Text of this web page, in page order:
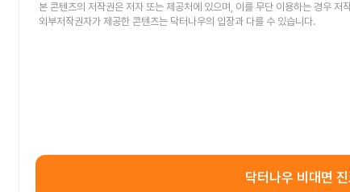
본 콘텐츠의 저작권은 저자 또는 제공처에 있으며, 이를 무단 이용하는 경우 저
외부저작권자가 제공한 콘텐츠는 닥터나우의 입장과 다를 수 있습니다.
닥터나우 비대면 진